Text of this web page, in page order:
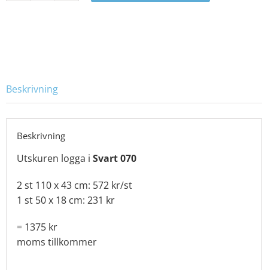
Beskrivning
Beskrivning
Utskuren logga iSvart 070
2 st 110 x 43 cm: 572 kr/st
1 st 50 x 18 cm: 231 kr
= 1375 kr
moms tillkommer